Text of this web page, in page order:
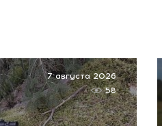
7 августа 2026
58